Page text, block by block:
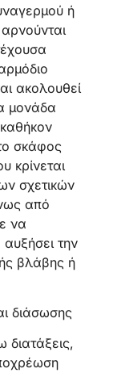
ή
ακολουθεί
μονάδα
σκάφος
κρίνεται
σχετικών
από
να
την
βλάβης ή
διάσωσης
διατάξεις,